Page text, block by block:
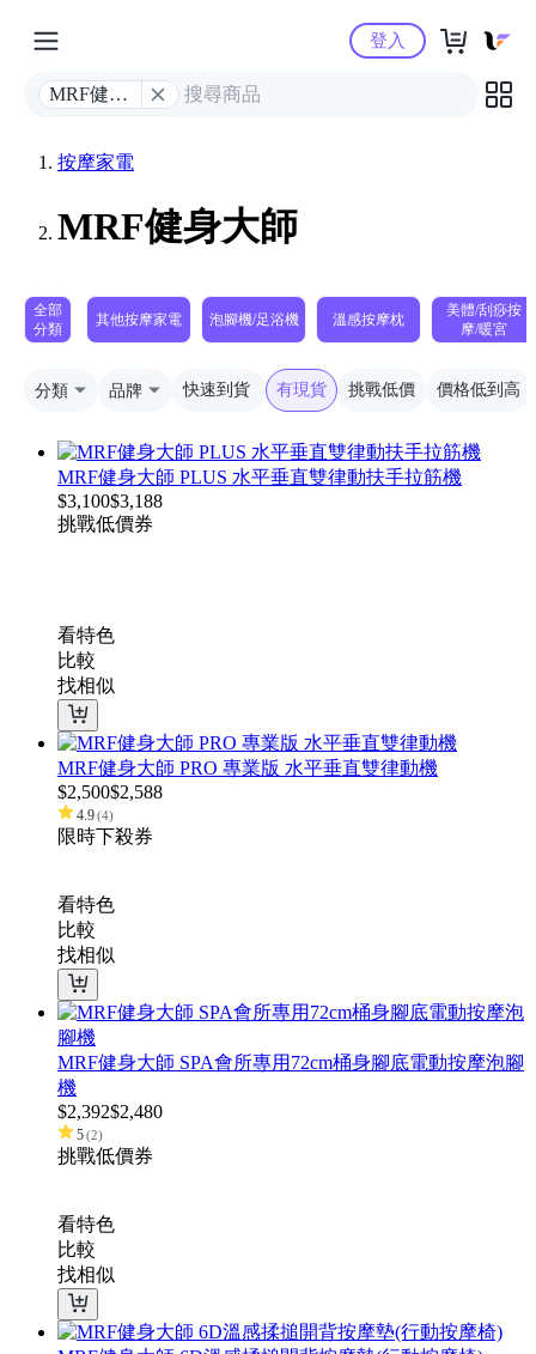
Yahoo購物中心
MRF健身
登入
按摩家電
MRF健身大師
全部
分類
其他按摩家電 泡腳機/足浴機 溫感按摩枕
美體/刮痧按
摩/暖宮
分類 品牌 快速到貨 有現貨 挑戰低價 價格低到高
MRF健身大師 PLUS ⽔平垂直雙律動扶⼿拉筋機
$3,100$3,188
挑戰低價券
看特色
比較
找相似
MRF健身大師 PRO 專業版 ⽔平垂直雙律動機
$2,500$2,588
4.9(4)
限時下殺券
看特色
比較
找相似
MRF健身大師 SPA會所專用72cm桶身腳底電動按摩泡腳
機
$2,392$2,480
5(2)
挑戰低價券
看特色
比較
找相似